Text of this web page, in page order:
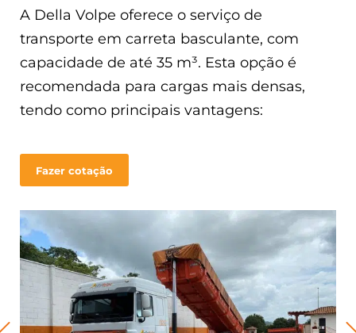
A Della Volpe oferece o serviço de
transporte em carreta basculante, com
capacidade de até 35 m³. Esta opção é
recomendada para cargas mais densas,
tendo como principais vantagens:
Fazer cotação